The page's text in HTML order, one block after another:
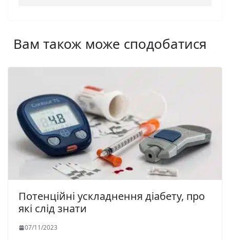
Вам також може сподобатися
Потенційні ускладнення діабету, про
які слід знати
07/11/2023